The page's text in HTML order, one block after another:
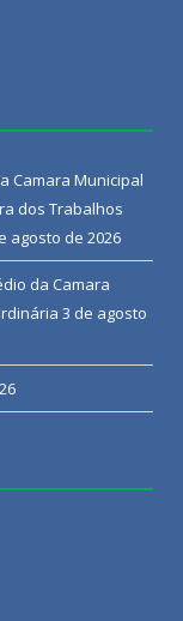
Camara Municipal
dos Trabalhos
agosto de 2026
da Camara
3 de agosto